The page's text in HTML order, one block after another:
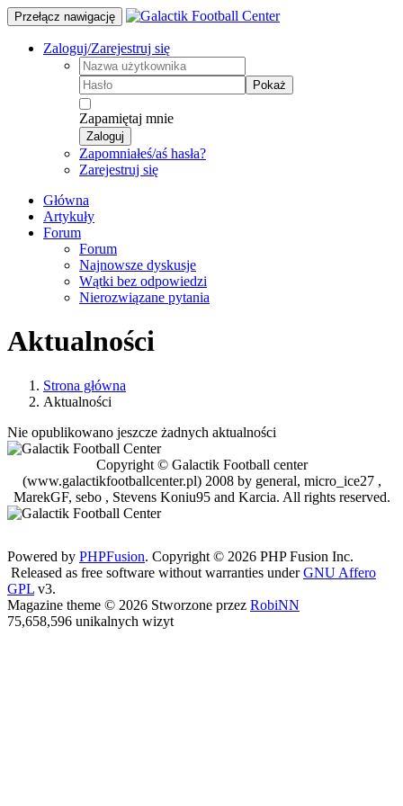
Przełącz nawigację
Zaloguj/Zarejestruj się
Pokaż
Zapamiętaj mnie
Zaloguj
Zapomniałeś/aś hasła?
Zarejestruj się
Główna
Artykuły
Forum
Forum
Najnowsze dyskusje
Wątki bez odpowiedzi
Nierozwiązane pytania
Aktualności
Strona główna
Aktualności
Nie opublikowano jeszcze żadnych aktualności
Copyright © Galactik Football center
(www.galactikfootballcenter.pl) 2008 by general, micro_ice27 ,
MarekGF, sebo , Stevens Koniu95 and Karcia. All rights reserved.
Powered by PHPFusion. Copyright © 2026 PHP Fusion Inc.
Released as free software without warranties underGNU Affero
GPL v3.
Magazine theme © 2026 Stworzone przez RobiNN
75,658,596 unikalnych wizyt